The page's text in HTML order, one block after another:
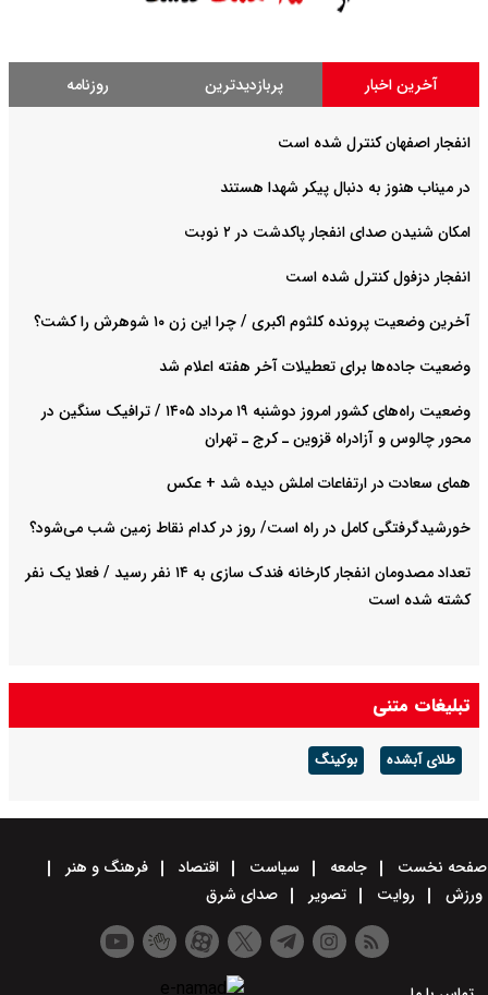
آخرین اخبار پربازدیدترین روزنامه
انفجار اصفهان کنترل شده است
در میناب هنوز به دنبال پیکر شهدا هستند
امکان شنیدن صدای انفجار پاکدشت در ۲ نوبت
انفجار دزفول کنترل شده است
آخرین وضعیت پرونده کلثوم اکبری / چرا این زن ۱۰ شوهرش را کشت؟
وضعیت جاده‌ها برای تعطیلات آخر هفته اعلام شد
وضعیت راه‌های کشور امروز دوشنبه ۱۹ مرداد ۱۴۰۵ / ترافیک سنگین در
محور چالوس و آزادراه قزوین ـ کرج ـ تهران
همای سعادت در ارتفاعات املش دیده شد + عکس
خورشیدگرفتگی کامل در راه است/ روز در کدام نقاط زمین شب می‌شود؟
تعداد مصدومان انفجار کارخانه فندک سازی به ۱۴ نفر رسید / فعلا یک نفر
کشته شده است
تبلیغات متنی
طلای آبشده بوکینگ
صفحه نخست جامعه سیاست اقتصاد
فرهنگ و هنر
ورزش
روایت تصویر صدای شرق